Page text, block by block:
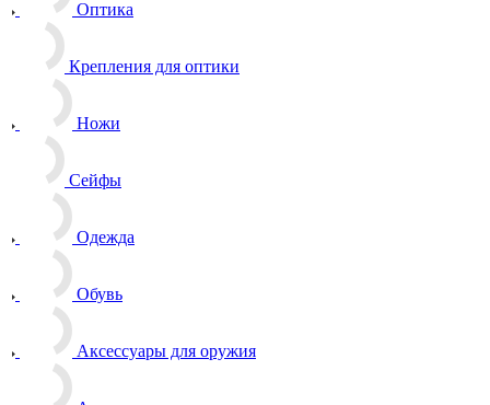
Оптика
Крепления для оптики
Ножи
Сейфы
Одежда
Обувь
Аксессуары для оружия